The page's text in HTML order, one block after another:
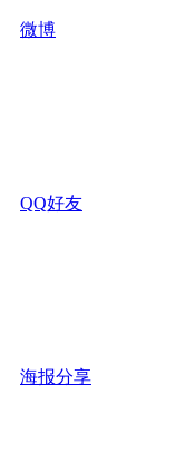
微博
QQ好友
海报分享